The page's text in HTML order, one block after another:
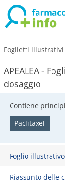
Foglietti illustrativi
APEALEA -
dosaggio
Contiene
Paclitaxel
Foglio illustrativo
Riassunto delle